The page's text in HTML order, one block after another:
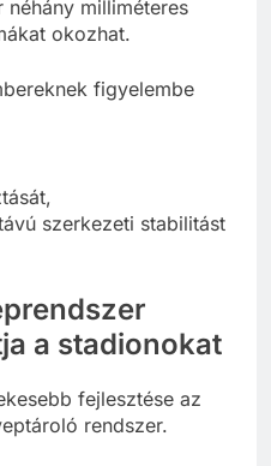
néhány milliméteres
okozhat.
figyelembe
szerkezeti stabilitást
a stadionokat
fejlesztése az
rendszer.